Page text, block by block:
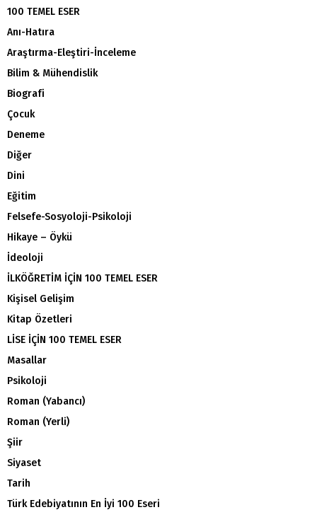
100 TEMEL ESER
Anı-Hatıra
Araştırma-Eleştiri-İnceleme
Bilim & Mühendislik
Biografi
Çocuk
Deneme
Diğer
Dini
Eğitim
Felsefe-Sosyoloji-Psikoloji
Hikaye – Öykü
İdeoloji
İLKÖĞRETİM İÇİN 100 TEMEL ESER
Kişisel Gelişim
Kitap Özetleri
LİSE İÇİN 100 TEMEL ESER
Masallar
Psikoloji
Roman (Yabancı)
Roman (Yerli)
Şiir
Siyaset
Tarih
Türk Edebiyatının En İyi 100 Eseri